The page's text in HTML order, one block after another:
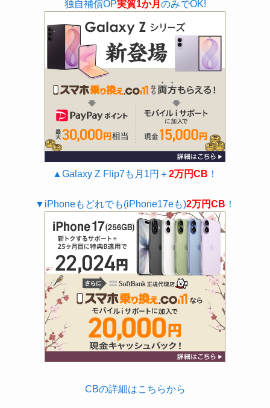
独自補償OP実質1か月 のみでOK!
▲Galaxy Z Flip7も月1円＋2万円CB ！
▼iPhoneもどれでも(iPhone17eも)2万円CB ！
CBの詳細はこちらから